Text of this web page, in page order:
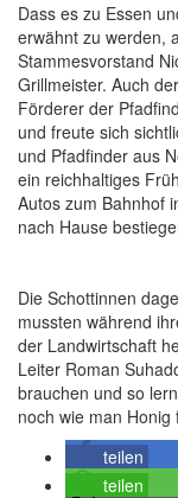
Dass es zu Essen
erwähnt zu werden,
Stammesvorstand
Grillmeister. Auch
Förderer der
und freute sich
und Pfadfinder aus
ein reichhaltiges
Autos zum Bahnhof
nach Hause
Die Schottinnen
mussten während
der Landwirtschaft
Leiter Roman
brauchen und so
noch wie man
teilen
teilen